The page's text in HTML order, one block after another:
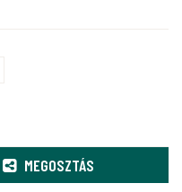
MEGOSZTÁS